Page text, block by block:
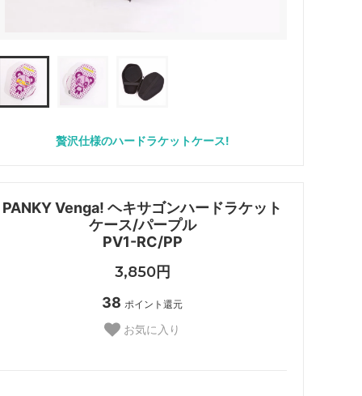
贅沢仕様のハードラケットケース!
PANKY Venga! ヘキサゴンハードラケット
ケース/パープル
PV1-RC/PP
3,850円
38 ポイント還元
お気に入り